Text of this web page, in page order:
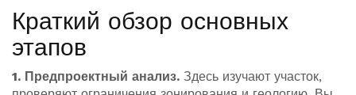
Краткий обзор основных
этапов
1. Предпроектный анализ. Здесь изучают участок,